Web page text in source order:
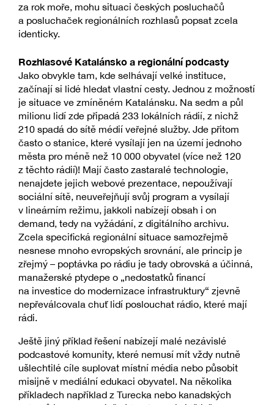
za rok moře, mohu situaci českých posluchačů
a posluchaček regionálních rozhlasů popsat zcela
identicky.
Rozhlasové Katalánsko a regionální podcasty
Jako obvykle tam, kde selhávají velké instituce,
začínají si lidé hledat vlastní cesty. Jednou z možností
je situace ve zmíněném Katalánsku. Na sedm a půl
milionu lidí zde připadá 233 lokálních rádií, z nichž
210 spadá do sítě médií veřejné služby. Jde přitom
často o stanice, které vysílají jen na území jednoho
města pro méně než 10 000 obyvatel (více než 120
z těchto rádií)! Mají často zastaralé technologie,
nenajdete jejich webové prezentace, nepoužívají
sociální sítě, neuveřejňují svůj program a vysílají
v lineárním režimu, jakkoli nabízejí obsah i on
demand, tedy na vyžádání, z digitálního archivu.
Zcela specifická regionální situace samozřejmě
nesnese mnoho evropských srovnání, ale princip je
zřejmý – poptávka po rádiu je tady obrovská a účinná,
manažerské ptydepe o „nedostatků financí
na investice do modernizace infrastruktury“ zjevně
nepřeválcovala chuť lidí poslouchat rádio, které mají
rádi.
Ještě jiný příklad řešení nabízejí malé nezávislé
podcastové komunity, které nemusí mít vždy nutně
ušlechtilé cíle suplovat místní média nebo působit
misijně v mediální edukaci obyvatel. Na několika
příkladech například z Turecka nebo kanadských